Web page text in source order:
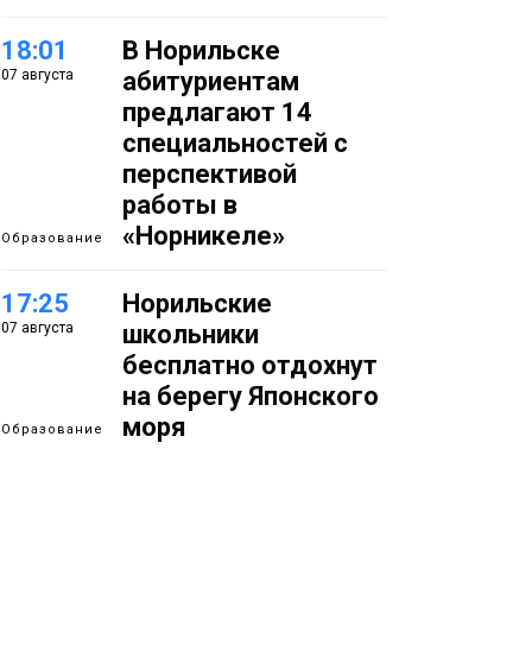
18:01
07 августа
Образование
В Норильске
абитуриентам
предлагают 14
специальностей с
перспективой
работы в
«Норникеле»
17:25
07 августа
Образование
Норильские
школьники
бесплатно отдохнут
на берегу Японского
моря